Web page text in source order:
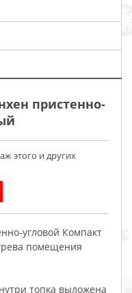
пристенно-
этого и других
угловой Компакт
помещения
топка выложена